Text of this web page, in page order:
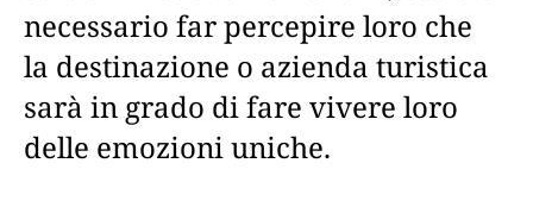
necessario far percepire loro che
la destinazione o azienda turistica
sarà in grado di fare vivere loro
delle emozioni uniche.